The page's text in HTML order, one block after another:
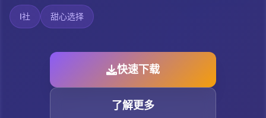
I社 甜心选择
快速下载
了解更多